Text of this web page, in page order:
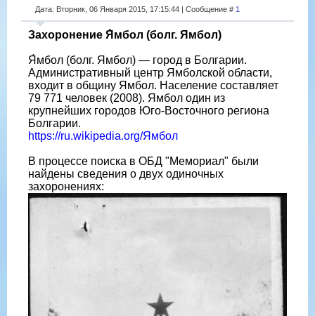
Дата: Вторник, 06 Января 2015, 17:15:44 | Сообщение # 1
Захоронение Я́мбол (болг. Ямбол)
Я́мбол (болг. Ямбол) — город в Болгарии.
Административный центр Ямболской области,
входит в общину Ямбол. Население составляет
79 771 человек (2008). Ямбол один из
крупнейших городов Юго-Восточного региона
Болгарии.
https://ru.wikipedia.org/Ямбол
В процессе поиска в ОБД "Мемориал" были
найдены сведения о двух одиночных
захоронениях: